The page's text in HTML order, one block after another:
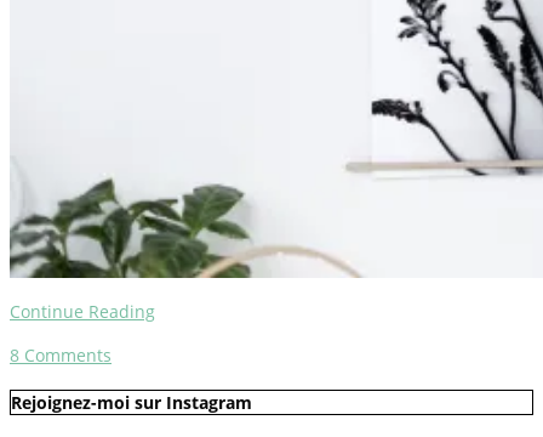
Continue Reading
8 Comments
Rejoignez-moi sur Instagram